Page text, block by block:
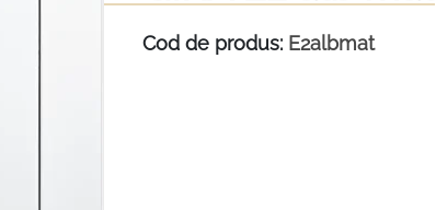
Cod de produs: E2albmat